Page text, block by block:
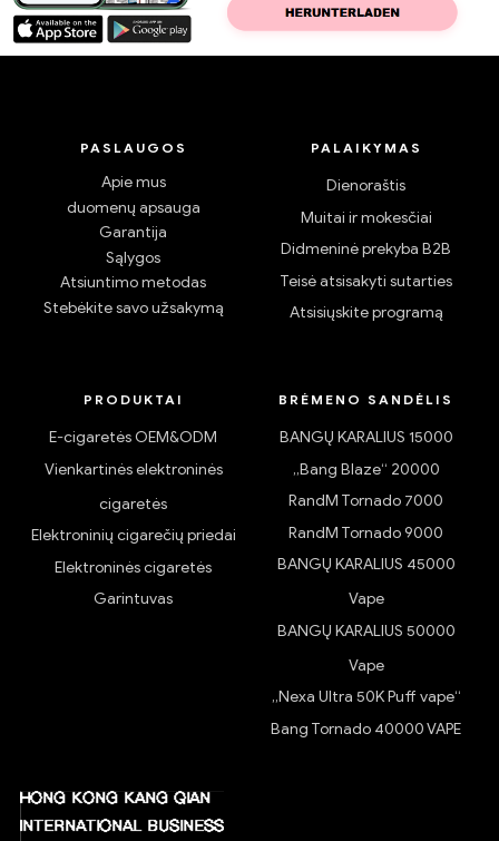
PASLAUGOS
Apie mus
duomenų apsauga
Garantija
Sąlygos
Atsiuntimo metodas
Stebėkite savo užsakymą
PALAIKYMAS
Dienoraštis
Muitai ir mokesčiai
Didmeninė prekyba B2B
Teisė atsisakyti sutarties
Atsisiųskite programą
PRODUKTAI
E-cigaretės OEM&ODM
Vienkartinės elektroninės
cigaretės
Elektroninių cigarečių priedai
Elektroninės cigaretės
Garintuvas
BRĖMENO SANDĖLIS
BANGŲ KARALIUS 15000
„Bang Blaze“ 20000
RandM Tornado 7000
RandM Tornado 9000
BANGŲ KARALIUS 45000
Vape
BANGŲ KARALIUS 50000
Vape
„Nexa Ultra 50K Puff vape“
Bang Tornado 40000 VAPE